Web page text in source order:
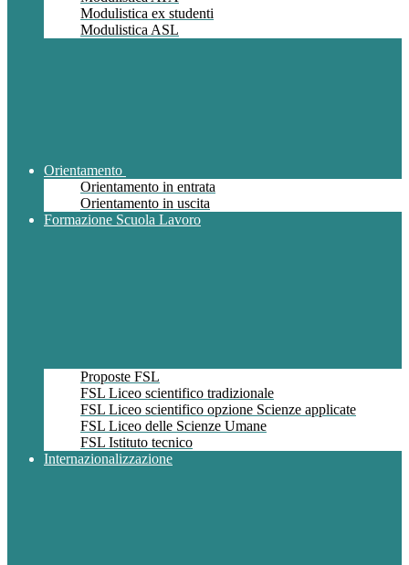
Modulistica ex studenti
Modulistica ASL
Orientamento
Orientamento in entrata
Orientamento in uscita
Formazione Scuola Lavoro
Proposte FSL
FSL Liceo scientifico tradizionale
FSL Liceo scientifico opzione Scienze applicate
FSL Liceo delle Scienze Umane
FSL Istituto tecnico
Internazionalizzazione